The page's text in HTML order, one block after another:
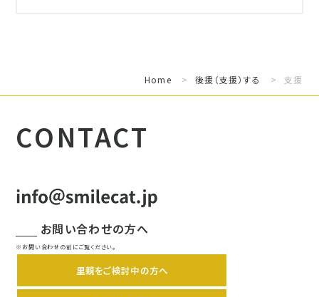
Home > 後援（支援）する > 支援
CONTACT
お問い合わせの方へ
※お問い合わせの前にご覧ください。
里親をご検討中の方へ